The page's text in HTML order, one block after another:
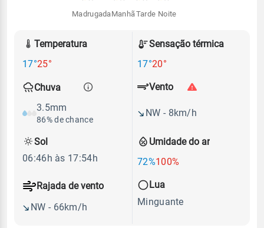
Madrugada Manhã Tarde Noite
Temperatura
17°25°
Sensação térmica
17°20°
Chuva
3.5mm
86% de chance
Umidade do ar
72%100%
Vento
NW - 8km/h
Rajada de vento
NW - 66km/h
Sol
06:46h às 17:54h
Lua
Minguante